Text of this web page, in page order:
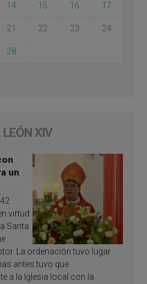
14 15 16 17
21 22 23 24
28
LEÓN XIV
un
virtud
Santa
La ordenación tuvo lugar
antes tuvo que
a la Iglesia local con la